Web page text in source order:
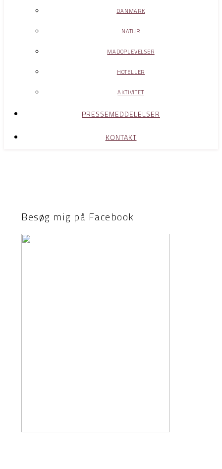
DANMARK
NATUR
MADOPLEVELSER
HOTELLER
AKTIVITET
PRESSEMEDDELELSER
KONTAKT
Besøg mig på Facebook